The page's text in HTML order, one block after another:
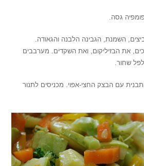
השמנת, הגבינה הלבנה והגאודה.
את הבזיליקום, ואת השקדים. מערבבים
שחור.
התבנית עם הבצק החצי-אפוי. מכניסים לתנור